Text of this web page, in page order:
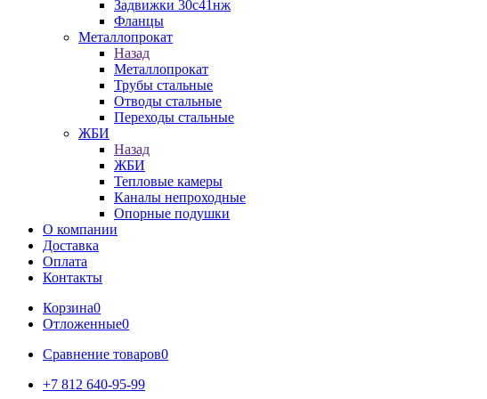
Задвижки 30с41нж
Фланцы
Металлопрокат
Назад
Металлопрокат
Трубы стальные
Отводы стальные
Переходы стальные
ЖБИ
Назад
ЖБИ
Тепловые камеры
Каналы непроходные
Опорные подушки
О компании
Доставка
Оплата
Контакты
Корзина0
Отложенные0
Сравнение товаров0
+7 812 640-95-99